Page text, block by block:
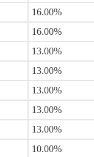
16.00%
16.00%
13.00%
13.00%
13.00%
13.00%
13.00%
10.00%